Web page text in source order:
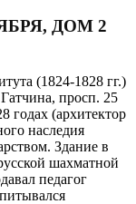
ДОМ 2
(1824-1828 гг.)
просп. 25
годах (архитектор
наследия
Здание в
шахматной
педагог